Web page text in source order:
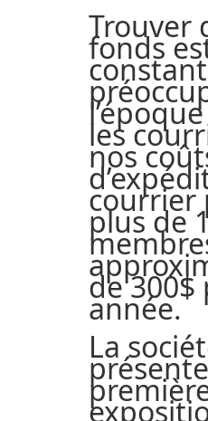
Trouver
fonds
les
nos
courrier
plus de
de 300$
année.
La